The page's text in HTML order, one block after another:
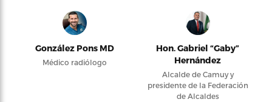
González Pons MD
Médico radiólogo
Hon. Gabriel “Gaby”
Hernández
Alcalde de Camuy y
presidente de la Federación
de Alcaldes